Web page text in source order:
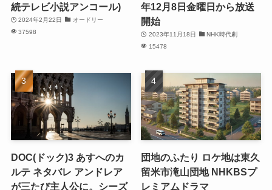
続テレビ小説アンコール)
2024年2月22日
オードリー
37598
年12月8日金曜日から放送
開始
2023年11月18日
NHK時代劇
15478
DOC(ドック)3 あすへのカ
ルテ ネタバレ アンドレア
が三たび主人公に。シーズ
団地のふたり ロケ地は東久
留米市滝山団地 NHKBSプ
レミアムドラマ